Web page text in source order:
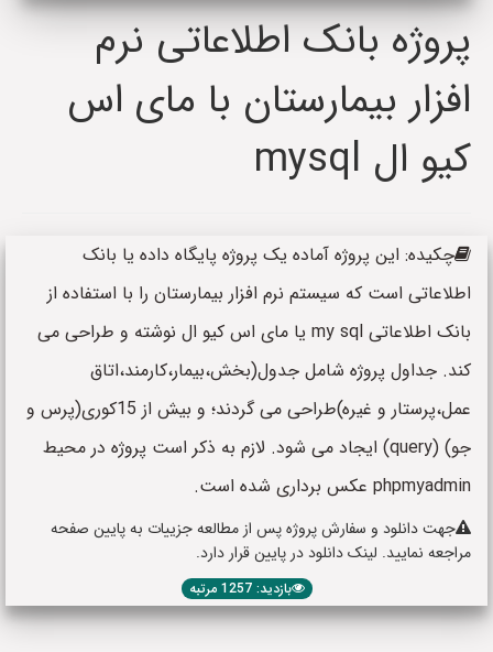
پروژه بانک اطلاعاتی نرم
افزار بیمارستان با مای اس
کیو ال mysql
چکیده: این پروژه آماده یک پروژه پایگاه داده یا بانک
اطلاعاتی است که سیستم نرم افزار بیمارستان را با استفاده از
بانک اطلاعاتی my sql یا مای اس کیو ال نوشته و طراحی می
کند. جداول پروژه شامل جدول(بخش،بیمار،کارمند،اتاق
عمل،پرستار و غیره)طراحی می گردند؛ و بیش از 15کوری(پرس و
جو) (query) ایجاد می شود. لازم به ذکر است پروژه در محیط
phpmyadmin عکس برداری شده است.
جهت دانلود و سفارش پروژه پس از مطالعه جزییات به پایین صفحه
مراجعه نمایید. لینک دانلود در پایین قرار دارد.
بازدید: 1257 مرتبه